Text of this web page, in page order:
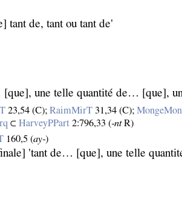
tant de, tant ou tant de'
[que], une telle quantité de… [que],
23,54 (C);RaimMirT 31,34 (C);
⊂HarveyPPart 2:796,33 (‑ntR)
160,5 (ay‑)
'tant de… [que], une telle